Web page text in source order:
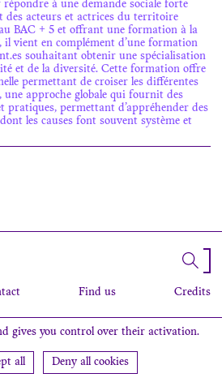
à une demande sociale forte
des acteurs et actrices du territoire
BAC + 5 et offrant une formation à la
il vient en complément d’une formation
souhaitant obtenir une spécialisation
et de la diversité. Cette formation offre
permettant de croiser les différentes
approche globale qui fournit des
pratiques, permettant d’appréhender des
les causes font souvent système et
Find us Credits
gives you control over their activation.
all Deny all cookies